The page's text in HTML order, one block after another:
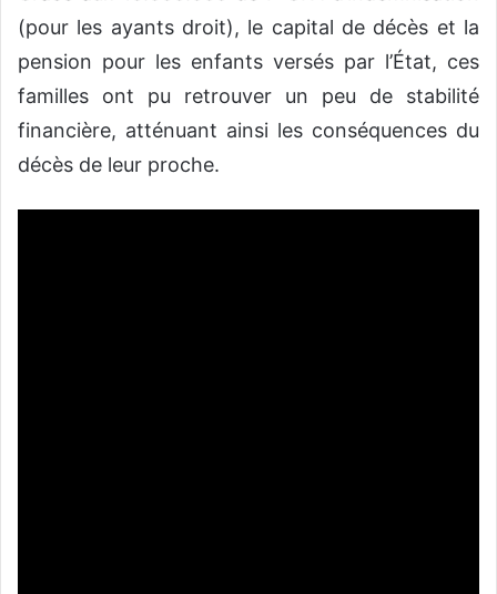
(pour les ayants droit), le capital de décès et la
pension pour les enfants versés par l’État, ces
familles ont pu retrouver un peu de stabilité
financière, atténuant ainsi les conséquences du
décès de leur proche.